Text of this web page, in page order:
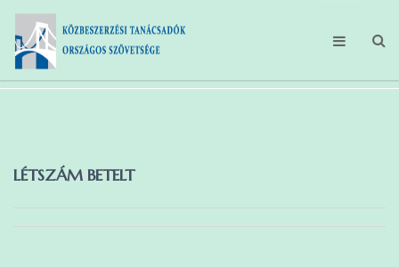
TEVÉKENYSÉGEINK
LÉTSZÁM BETELT